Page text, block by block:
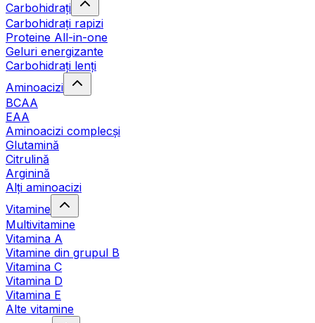
Carbohidrați
Carbohidrați rapizi
Proteine All-in-one
Geluri energizante
Carbohidrați lenți
Aminoacizi
BCAA
EAA
Aminoacizi complecși
Glutamină
Citrulină
Arginină
Alți aminoacizi
Vitamine
Multivitamine
Vitamina A
Vitamine din grupul B
Vitamina C
Vitamina D
Vitamina E
Alte vitamine